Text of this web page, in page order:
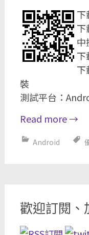
下
下
中
下
下
裝
測試平台：
Read more→
Android
歡迎訂閱、